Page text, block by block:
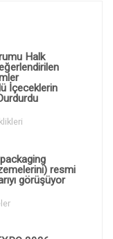
Halk
İçeceklerin
resmi
görüşüyor